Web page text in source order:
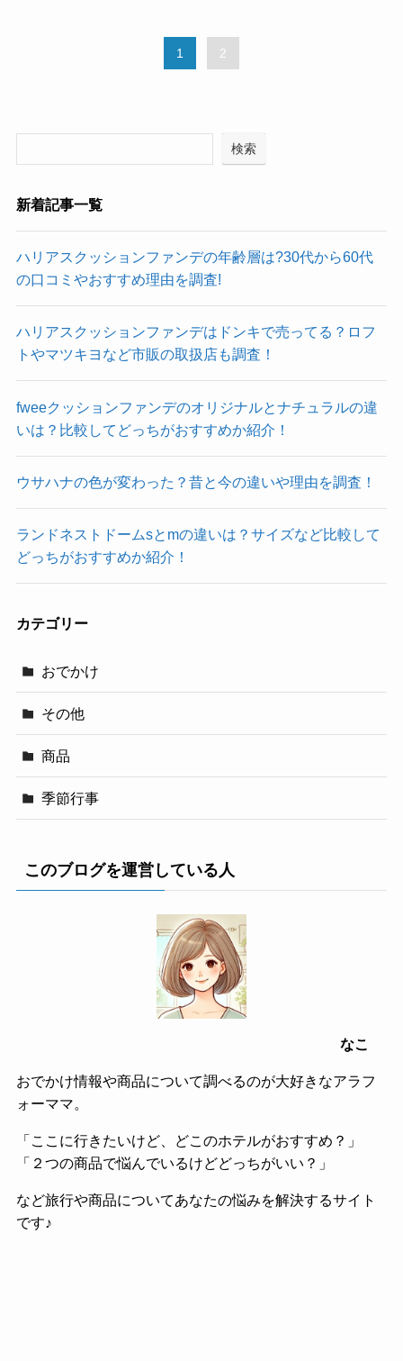
1 2
検索
新着記事一覧
ハリアスクッションファンデの年齢層は?30代から60代
の口コミやおすすめ理由を調査!
ハリアスクッションファンデはドンキで売ってる？ロフ
トやマツキヨなど市販の取扱店も調査！
fweeクッションファンデのオリジナルとナチュラルの違
いは？比較してどっちがおすすめか紹介！
ウサハナの色が変わった？昔と今の違いや理由を調査！
ランドネストドームsとmの違いは？サイズなど比較して
どっちがおすすめか紹介！
カテゴリー
おでかけ
その他
商品
季節行事
このブログを運営している人
なこ
おでかけ情報や商品について調べるのが大好きなアラフ
ォーママ。
「ここに行きたいけど、どこのホテルがおすすめ？」
「２つの商品で悩んでいるけどどっちがいい？」
など旅行や商品についてあなたの悩みを解決するサイト
です♪